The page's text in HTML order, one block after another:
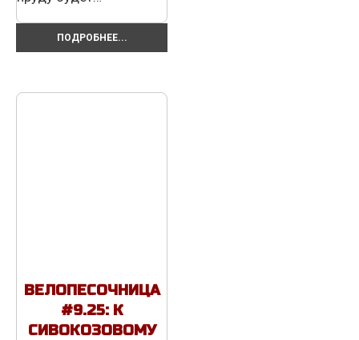
ПОДРОБНЕЕ...
ВЕЛОПЕСОЧНИЦА
#9.25: К
СИВОКОЗОВОМУ